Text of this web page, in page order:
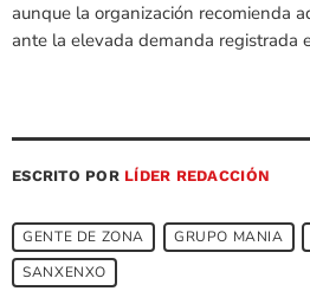
aunque la organización recomienda
ante la elevada demanda registrada
ESCRITO POR LÍDER REDACCIÓN
GENTE DE ZONA GRUPO MANIA
SANXENXO